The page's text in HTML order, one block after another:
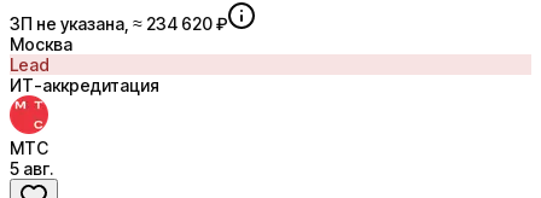
ЗП не указана, ≈ 234 620 ₽
Москва
Lead
ИТ-аккредитация
МТС
5 авг.